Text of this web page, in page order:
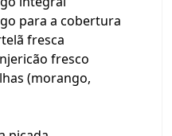
para a cobertura
fresca
fresco
(morango,